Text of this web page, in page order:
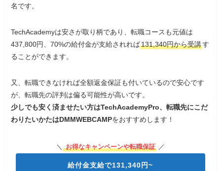
名です。
TechAcademyは安さが取り柄であり、転職コースも元値は
437,800円、70%の給付金が支給されれば131,340円から受講す
ることができます。
又、転職できなければ全額返金保証も付いているので安心です
が、転職先の評判は偏る可能性が高いです。
少しでも安く済ませたい方はTechAcademyPro、転職先にこだ
わりたいかたはDMMWEBCAMPをおすすめします！
＼ お得なキャンペーンや転職保証 ／
給付金支給で131,340円~